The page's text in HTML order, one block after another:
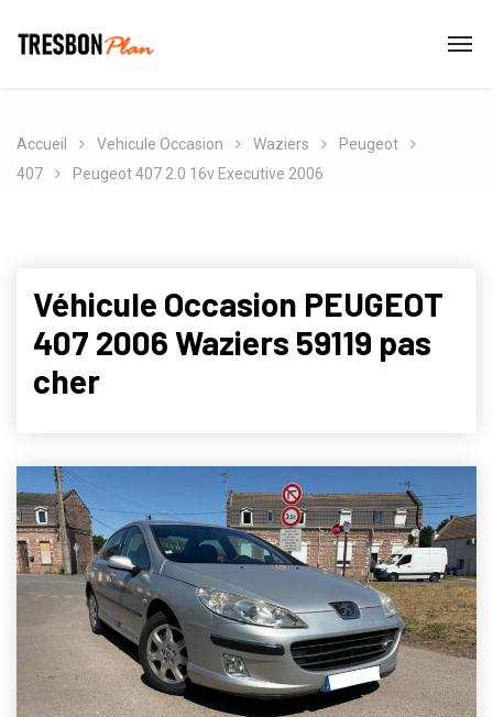
Accueil Vehicule Occasion Waziers
Peugeot
407
Peugeot 407 2.0 16v Executive 2006
Véhicule Occasion PEUGEOT
407 2006 Waziers 59119 pas
cher